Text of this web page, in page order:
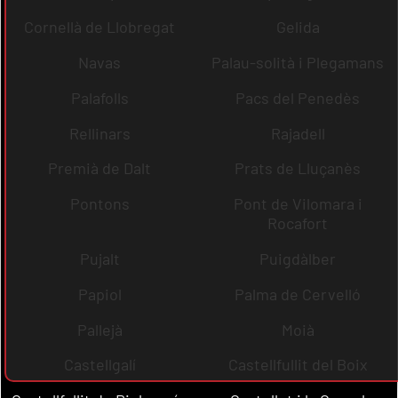
Cornellà de Llobregat
Gelida
Navas
Palau-solità i Plegamans
Palafolls
Pacs del Penedès
Rellinars
Rajadell
Premià de Dalt
Prats de Lluçanès
Pontons
Pont de Vilomara i
Rocafort
Pujalt
Puigdàlber
Papiol
Palma de Cervelló
Pallejà
Moià
Castellgalí
Castellfullit del Boix